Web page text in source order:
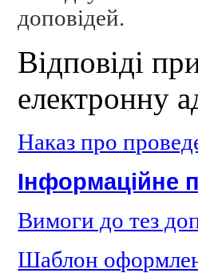
доповідей.
Відповіді
електронну
Наказ про
Інформаційне
Вимоги до тез
Шаблон